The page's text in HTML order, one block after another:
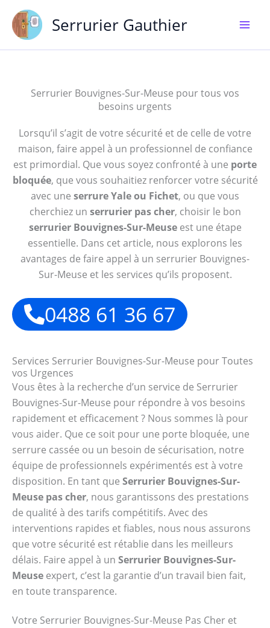
contenu
Serrurier Gauthier
Serrurier Bouvignes-Sur-Meuse pour tous vos
besoins urgents
Lorsqu’il s’agit de votre sécurité et de celle de votre
maison, faire appel à un professionnel de confiance
est primordial. Que vous soyez confronté à une porte
bloquée, que vous souhaitiez renforcer votre sécurité
avec une serrure Yale ou Fichet, ou que vous
cherchiez un serrurier pas cher, choisir le bon
serrurier Bouvignes-Sur-Meuseest une étape
essentielle. Dans cet article, nous explorons les
avantages de faire appel à un serrurier Bouvignes-
Sur-Meuse et les services qu’ils proposent.
0488 61 36 67
Services Serrurier Bouvignes-Sur-Meuse pour Toutes
vos Urgences
Vous êtes à la recherche d’un service de Serrurier
Bouvignes-Sur-Meuse pour répondre à vos besoins
rapidement et efficacement ? Nous sommes là pour
vous aider. Que ce soit pour une porte bloquée, une
serrure cassée ou un besoin de sécurisation, notre
équipe de professionnels expérimentés est à votre
disposition. En tant que Serrurier Bouvignes-Sur-
Meuse pas cher, nous garantissons des prestations
de qualité à des tarifs compétitifs. Avec des
interventions rapides et fiables, nous nous assurons
que votre sécurité est rétablie dans les meilleurs
délais. Faire appel à un Serrurier Bouvignes-Sur-
Meuse expert, c’est la garantie d’un travail bien fait,
en toute transparence.
Votre Serrurier Bouvignes-Sur-Meuse Pas Cher et